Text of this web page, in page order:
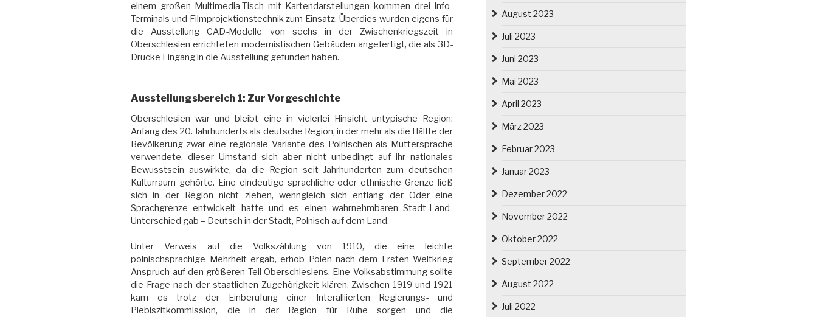
einem großen Multimedia-Tisch mit Kartendarstellungen kommen drei Info-
Terminals und Filmprojektionstechnik zum Einsatz. Überdies wurden eigens für
die Ausstellung CAD-Modelle von sechs in der Zwischenkriegszeit in
Oberschlesien errichteten modernistischen Gebäuden angefertigt, die als 3D-
Drucke Eingang in die Ausstellung gefunden haben.
Ausstellungsbereich 1: Zur Vorgeschichte
Oberschlesien war und bleibt eine in vielerlei Hinsicht untypische Region:
Anfang des 20. Jahrhunderts als deutsche Region, in der mehr als die Hälfte der
Bevölkerung zwar eine regionale Variante des Polnischen als Muttersprache
verwendete, dieser Umstand sich aber nicht unbedingt auf ihr nationales
Bewusstsein auswirkte, da die Region seit Jahrhunderten zum deutschen
Kulturraum gehörte. Eine eindeutige sprachliche oder ethnische Grenze ließ
sich in der Region nicht ziehen, wenngleich sich entlang der Oder eine
Sprachgrenze entwickelt hatte und es einen wahrnehmbaren Stadt-Land-
Unterschied gab – Deutsch in der Stadt, Polnisch auf dem Land.
Unter Verweis auf die Volkszählung von 1910, die eine leichte
polnischsprachige Mehrheit ergab, erhob Polen nach dem Ersten Weltkrieg
Anspruch auf den größeren Teil Oberschlesiens. Eine Volksabstimmung sollte
die Frage nach der staatlichen Zugehörigkeit klären. Zwischen 1919 und 1921
kam es trotz der Einberufung einer Interalliierten Regierungs- und
Plebiszitkommission, die in der Region für Ruhe sorgen und die
August 2023
Juli 2023
Juni 2023
Mai 2023
April 2023
März 2023
Februar 2023
Januar 2023
Dezember 2022
November 2022
Oktober 2022
September 2022
August 2022
Juli 2022